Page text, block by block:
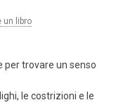
un libro
per trovare un senso
le costrizioni e le